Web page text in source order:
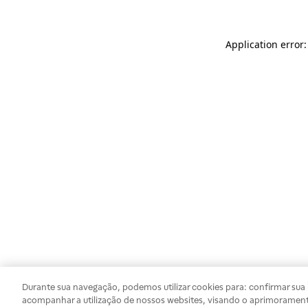
Application
Durante sua navegação, podemos utilizar cookies para: confirmar
acompanhar a utilização de nossos websites, visando o